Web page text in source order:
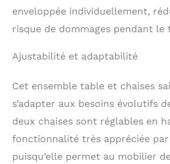
votre
trouvera
utilisation
【Bois de
savoir-
en bois
de
pour
sain pour
enveloppée individuellement,
risque de dommages pendant le
Ajustabilité et adaptabilité
Cet ensemble table et chaises
s’adapter aux besoins évolutifs
deux chaises sont réglables en
fonctionnalité très appréciée
puisqu’elle permet au mobilier